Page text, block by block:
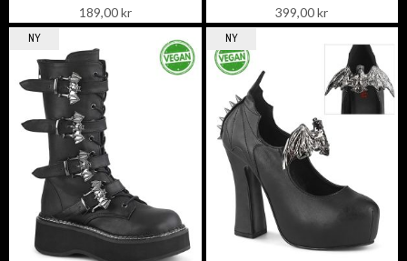
189,00 kr
399,00 kr
NY NY